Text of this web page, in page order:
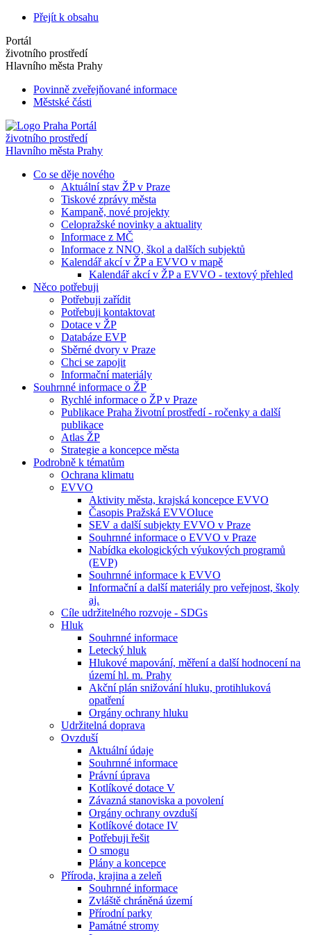
Přejít k obsahu
Portál
životního prostředí
Hlavního města Prahy
Povinně zveřejňované informace
Městské části
Portál
životního prostředí
Hlavního města Prahy
Co se děje nového
Aktuální stav ŽP v Praze
Tiskové zprávy města
Kampaně, nové projekty
Celopražské novinky a aktuality
Informace z MČ
Informace z NNO, škol a dalších subjektů
Kalendář akcí v ŽP a EVVO v mapě
Kalendář akcí v ŽP a EVVO - textový přehled
Něco potřebuji
Potřebuji zařídit
Potřebuji kontaktovat
Dotace v ŽP
Databáze EVP
Sběrné dvory v Praze
Chci se zapojit
Informační materiály
Souhrnné informace o ŽP
Rychlé informace o ŽP v Praze
Publikace Praha životní prostředí - ročenky a další
publikace
Atlas ŽP
Strategie a koncepce města
Podrobně k tématům
Ochrana klimatu
EVVO
Aktivity města, krajská koncepce EVVO
Časopis Pražská EVVOluce
SEV a další subjekty EVVO v Praze
Souhrnné informace o EVVO v Praze
Nabídka ekologických výukových programů
(EVP)
Souhrnné informace k EVVO
Informační a další materiály pro veřejnost, školy
aj.
Cíle udržitelného rozvoje - SDGs
Hluk
Souhrnné informace
Letecký hluk
Hlukové mapování, měření a další hodnocení na
území hl. m. Prahy
Akční plán snižování hluku, protihluková
opatření
Orgány ochrany hluku
Udržitelná doprava
Ovzduší
Aktuální údaje
Souhrnné informace
Právní úprava
Kotlíkové dotace V
Závazná stanoviska a povolení
Orgány ochrany ovzduší
Kotlíkové dotace IV
Potřebuji řešit
O smogu
Plány a koncepce
Příroda, krajina a zeleň
Souhrnné informace
Zvláště chráněná území
Přírodní parky
Památné stromy